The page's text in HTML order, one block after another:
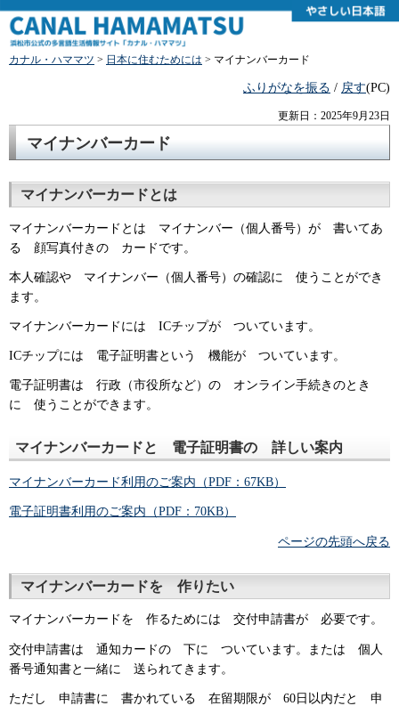
カナル・ハママツ > 日本に住むためには > マイナンバーカード
ふりがなを振る / 戻す(PC)
更新日：2025年9月23日
マイナンバーカード
マイナンバーカードとは
マイナンバーカードとは マイナンバー（個人番号）が 書いてあ
る 顔写真付きの カードです。
本人確認や マイナンバー（個人番号）の確認に 使うことができ
ます。
マイナンバーカードには ICチップが ついています。
ICチップには 電子証明書という 機能が ついています。
電子証明書は 行政（市役所など）の オンライン手続きのとき
に 使うことができます。
マイナンバーカードと 電子証明書の 詳しい案内
マイナンバーカード利用のご案内（PDF：67KB）
電子証明書利用のご案内（PDF：70KB）
ページの先頭へ戻る
マイナンバーカードを 作りたい
マイナンバーカードを 作るためには 交付申請書が 必要です。
交付申請書は 通知カードの 下に ついています。または 個人
番号通知書と一緒に 送られてきます。
ただし 申請書に 書かれている 在留期限が 60日以内だと 申